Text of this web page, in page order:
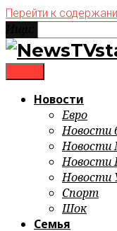
Перейти к
Новости
Евро
Новости
Новости
Новости
Новости
Спорт
Шок
Семья